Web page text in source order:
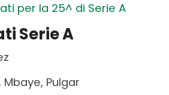
per la 25^ di Serie A
Serie A
Mbaye, Pulgar